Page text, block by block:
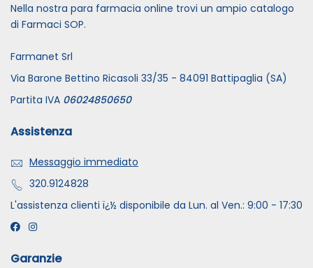
Nella nostra para farmacia online trovi un ampio catalogo
di Farmaci SOP.
Farmanet Srl
Via Barone Bettino Ricasoli 33/35 - 84091 Battipaglia (SA)
Partita IVA 06024850650
Assistenza
Messaggio immediato
320.9124828
L'assistenza clienti ï¿½ disponibile da Lun. al Ven.: 9:00 - 17:30
Garanzie